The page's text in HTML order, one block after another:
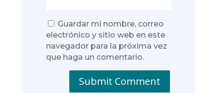
Guardar mi nombre, correo
electrónico y sitio web en este
navegador para la próxima vez
que haga un comentario.
Submit Comment